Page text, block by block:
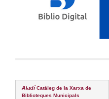
Aladí Catàleg de la Xarxa de
Biblioteques Municipals